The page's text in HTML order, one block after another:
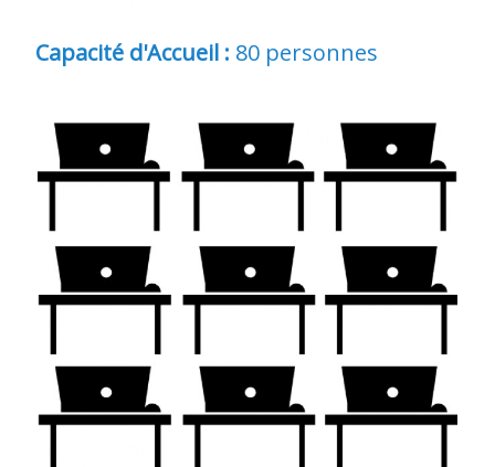
Capacité d'Accueil : 80 personnes